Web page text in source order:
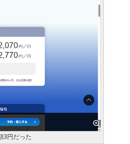
3円だった